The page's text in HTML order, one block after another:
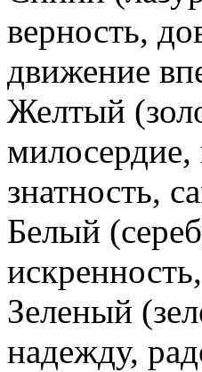
верность,
движение
Желтый
милосердие,
знатность,
Белый
Зеленый
надежду,